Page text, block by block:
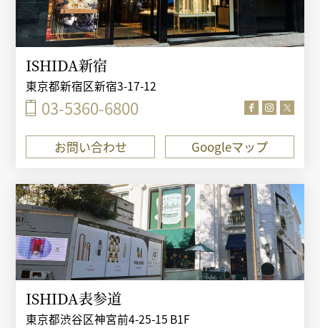
ISHIDA新宿
東京都新宿区新宿3-17-12
03-5360-6800
お問い合わせ Googleマップ
ISHIDA表参道
東京都渋谷区神宮前4-25-15 B1F